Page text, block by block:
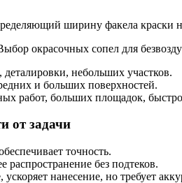
ширину факела краски
небольших участков.
и больших поверхностей.
работ, больших площадок,
от задачи
точность.
без подтеков.
нанесение, но требует